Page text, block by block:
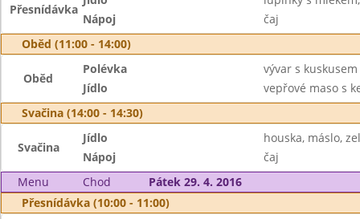
Přesnídávka
Nápoj
čaj
Oběd (11:00 - 14:00)
Oběd
Polévka
vývar s kuskusem
Jídlo
vepřové maso s
Svačina (14:00 - 14:30)
Svačina
Jídlo
houska, máslo,
Nápoj
čaj
Menu
Chod
Pátek 29. 4. 2016
Přesnídávka (10:00 - 11:00)